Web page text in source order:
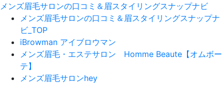
メンズ眉毛サロンの口コミ＆眉スタイリングスナップナビ
メンズ眉毛サロンの口コミ＆眉スタイリングスナップナ
ビ_TOP
iBrowman アイブロウマン
メンズ眉毛・エステサロン Homme Beaute【オムボー
テ】
メンズ眉毛サロンhey